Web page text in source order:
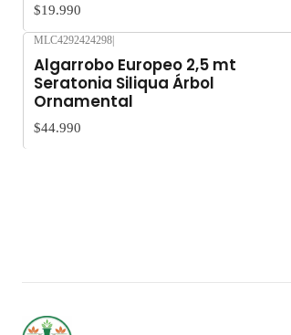
$19.990
MLC4292424298|
Algarrobo Europeo 2,5 mt
Seratonia Siliqua Árbol
Ornamental
$44.990